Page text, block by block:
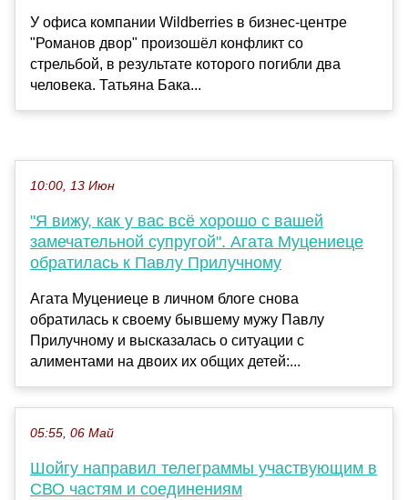
У офиса компании Wildberries в бизнес-центре
"Романов двор" произошёл конфликт со
стрельбой, в результате которого погибли два
человека. Татьяна Бака...
10:00, 13 Июн
"Я вижу, как у вас всё хорошо с вашей
замечательной супругой". Агата Муцениеце
обратилась к Павлу Прилучному
Агата Муцениеце в личном блоге снова
обратилась к своему бывшему мужу Павлу
Прилучному и высказалась о ситуации с
алиментами на двоих их общих детей:...
05:55, 06 Май
Шойгу направил телеграммы участвующим в
СВО частям и соединениям